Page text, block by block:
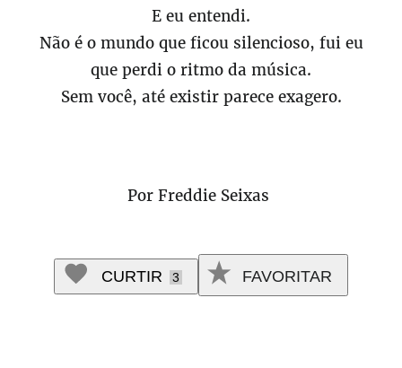
E eu entendi.
Não é o mundo que ficou silencioso, fui eu
que perdi o ritmo da música.
Sem você, até existir parece exagero.
Por Freddie Seixas
CURTIR 3 FAVORITAR